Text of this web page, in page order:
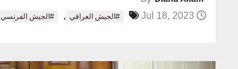
#الجيش العراقي , #الجيش الفرنسي